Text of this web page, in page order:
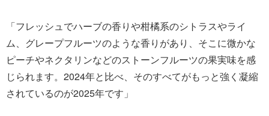
「フレッシュでハーブの香りや柑橘系のシトラスやライ
ム、グレープフルーツのような香りがあり、そこに微かな
ピーチやネクタリンなどのストーンフルーツの果実味を感
じられます。2024年と比べ、そのすべてがもっと強く凝縮
されているのが2025年です」